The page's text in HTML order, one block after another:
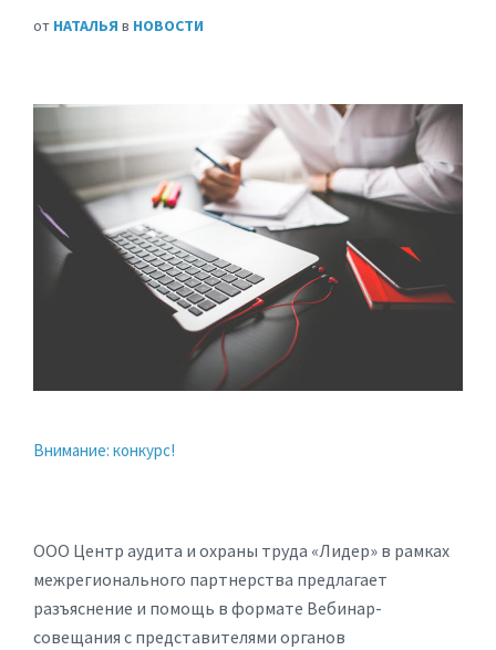
от НАТАЛЬЯ в НОВОСТИ
Внимание: конкурс!
ООО Центр аудита и охраны труда «Лидер» в рамках
межрегионального партнерства предлагает
разъяснение и помощь в формате Вебинар-
совещания с представителями органов